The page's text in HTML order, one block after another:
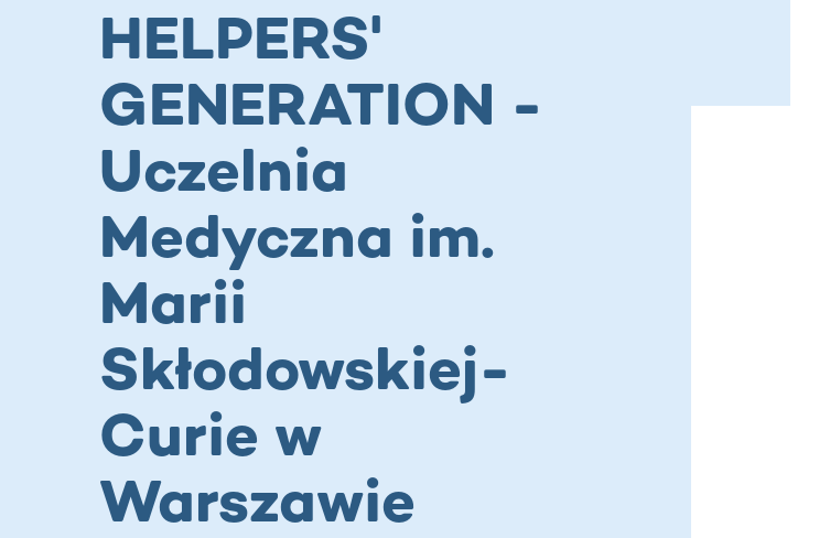
HELPERS'
GENERATION -
Uczelnia
Medyczna im.
Marii
Skłodowskiej-
Curie w
Warszawie